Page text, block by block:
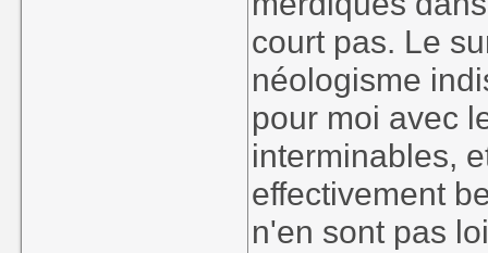
court pas. Le
néologisme
pour moi avec
interminables,
effectivement
n'en sont pas